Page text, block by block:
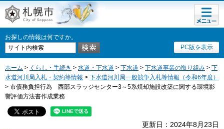
札幌市
お探しの情報は何ですか。
PC版を表示
メニュ
ー
ホーム > くらし・手続き > 水道・下水道 > 下水道 > 下水道事業の取り組み > 下
水道河川局入札・契約等情報 > 下水道河川局一般競争入札等情報（令和6年度）
> 市債務負担行為 西部スラッジセンター3～5系焼却施設改築に関する環境影
響評価方法書作成業務
更新日：2024年8月23日